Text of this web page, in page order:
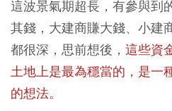
這波景氣期超長，有參與到
其錢，大建商賺大錢、小建
都很深，思前想後， 這些資
土地上是最為穩當的，是一
的想法。